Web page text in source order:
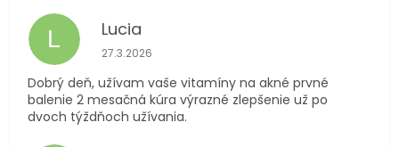
L Lucia
Hodnotenie obchodu je 5 z 5 hviezdičiek.
27.3.2026
Dobrý deň, užívam vaše vitamíny na akné prvné
balenie 2 mesačná kúra výrazné zlepšenie už po
dvoch týždňoch užívania.